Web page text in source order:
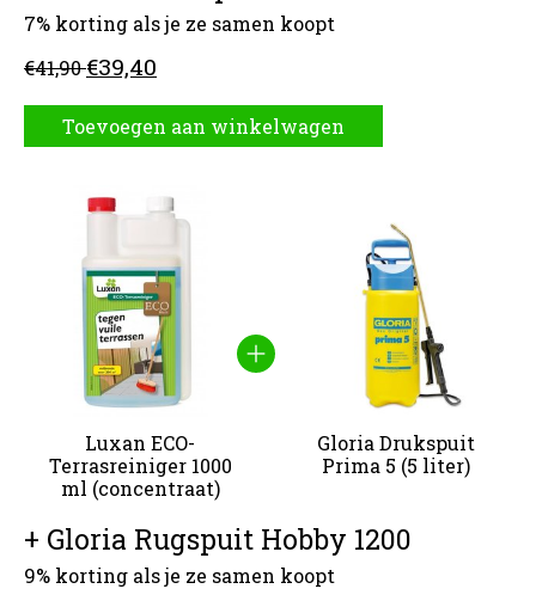
7% korting als je ze samen koopt
€41,90€39,40
Toevoegen aan winkelwagen
Carrousel van gebundelde producten
Luxan ECO-
Terrasreiniger 1000
ml (concentraat)
Gloria Drukspuit
Prima 5 (5 liter)
+ Gloria Rugspuit Hobby 1200
9% korting als je ze samen koopt